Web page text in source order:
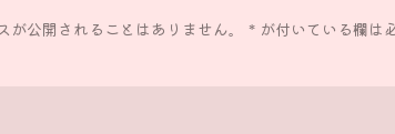
が公開されることはありません。 * が付いている欄は